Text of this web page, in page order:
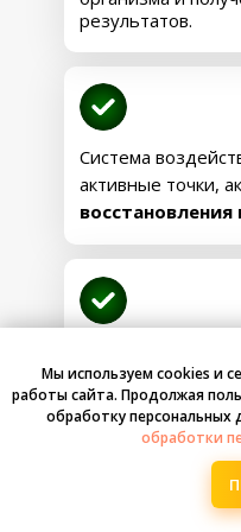
Система
активные точки,
восстановления
гимнастики на
До 28 дней
упражнений, не
лёгких,
результатов.
«апельсиновая корка»,
внутренние органы
ноги обретают лёгкость,
выносливость, а дыхание
даже при нагрузках.
19.900
33.200 руб.
ПАКЕТ
ЗАМЕТНАЯ
Мы используем cookies и
работы сайта. Продолжая
обработку
обработки